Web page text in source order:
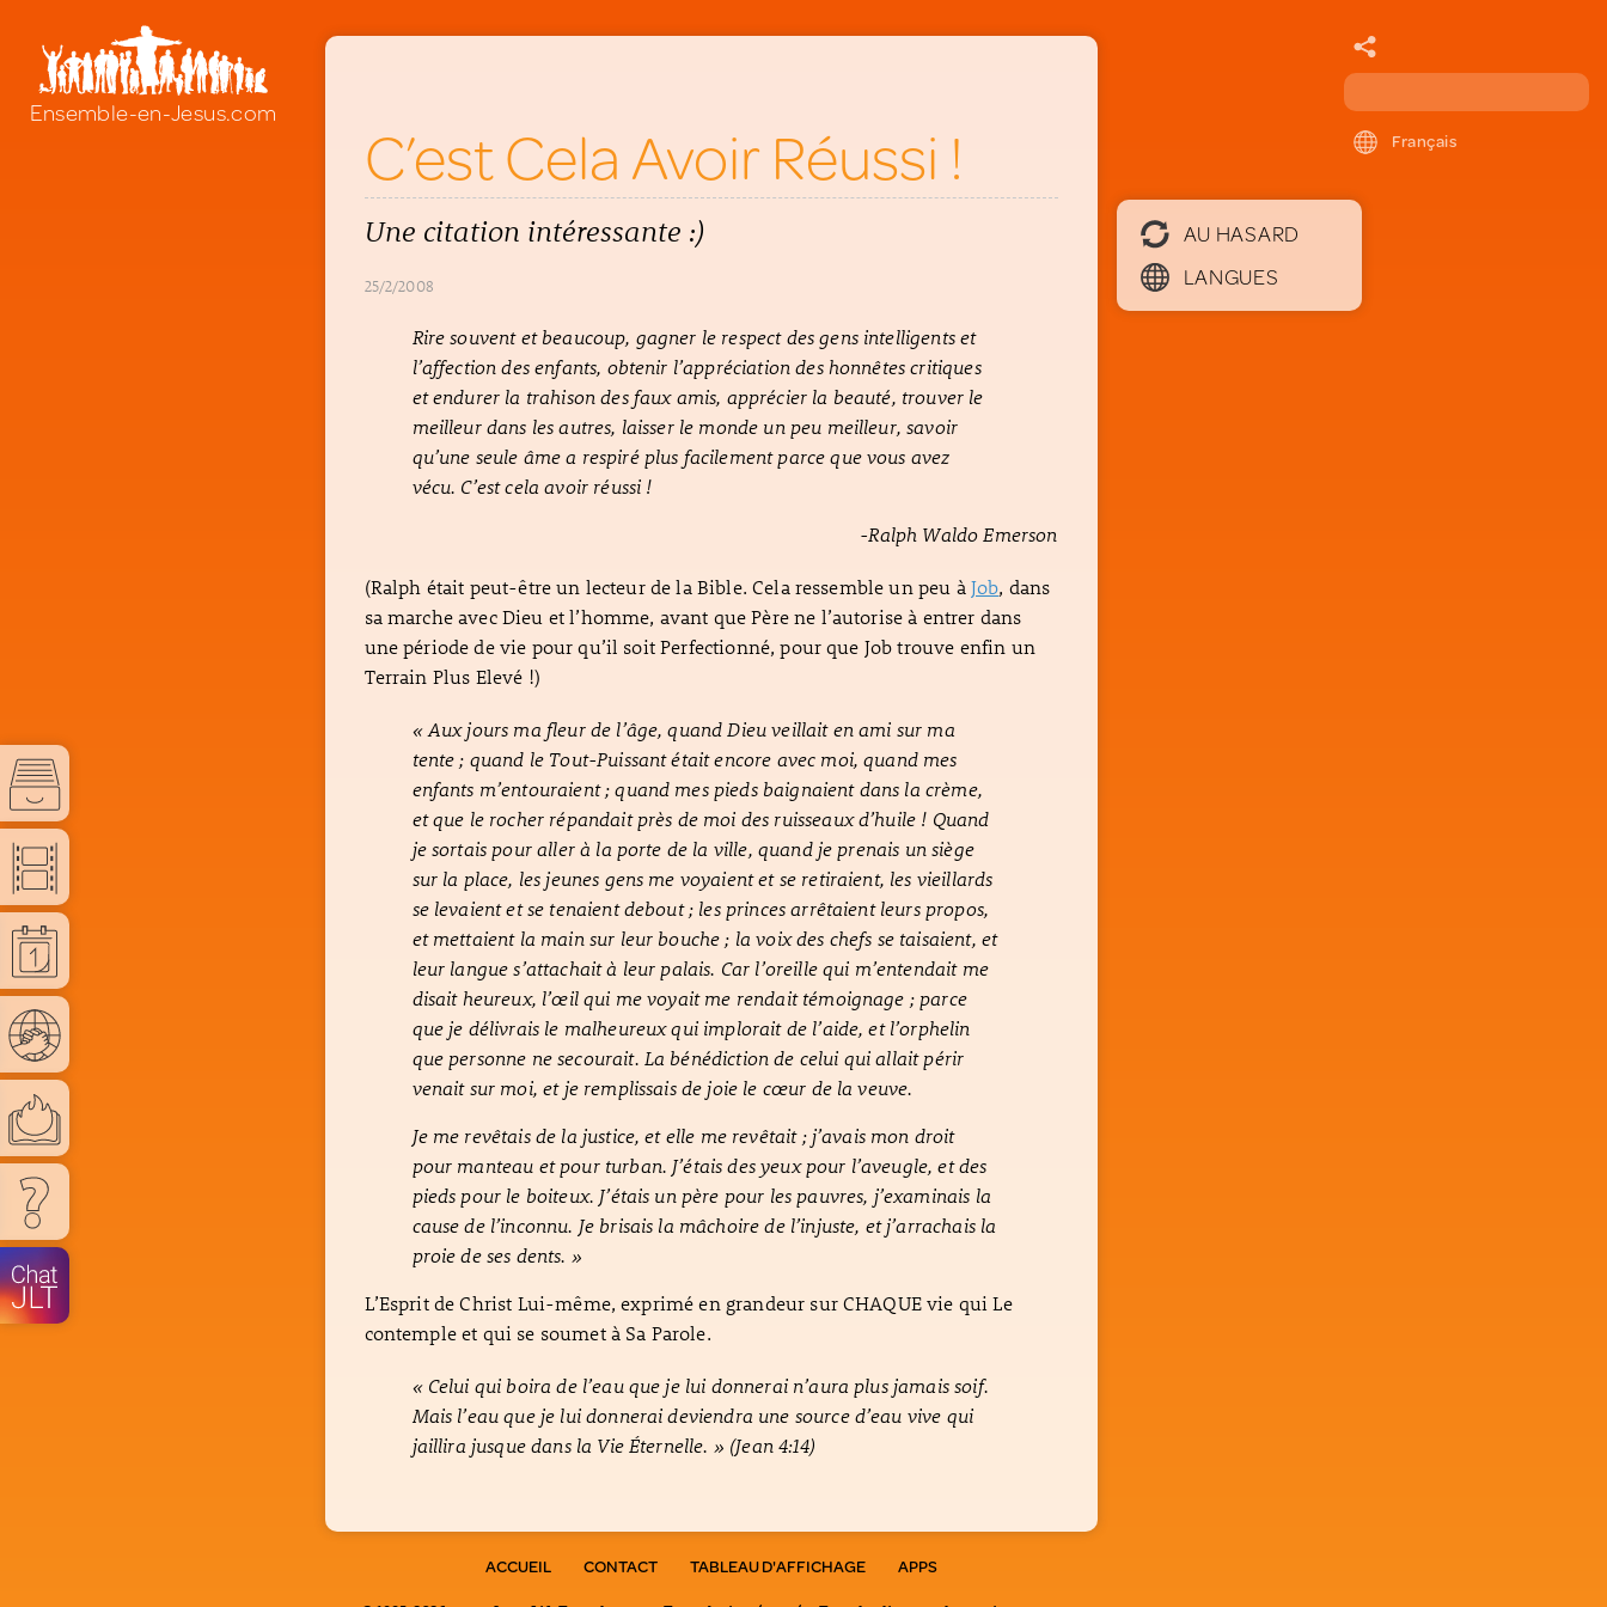
Français
C’est Cela Avoir Réussi !
Une citation intéressante :)
25/2/2008
Rire souvent et beaucoup, gagner le respect des gens intelligents et
l’affection des enfants, obtenir l’appréciation des honnêtes critiques
et endurer la trahison des faux amis, apprécier la beauté, trouver le
meilleur dans les autres, laisser le monde un peu meilleur, savoir
qu’une seule âme a respiré plus facilement parce que vous avez
vécu. C’est cela avoir réussi !
-Ralph Waldo Emerson
(Ralph était peut-être un lecteur de la Bible. Cela ressemble un peu à Job, dans
sa marche avec Dieu et l’homme, avant que Père ne l’autorise à entrer dans
une période de vie pour qu’il soit Perfectionné, pour que Job trouve enfin un
Terrain Plus Elevé !)
« Aux jours ma fleur de l’âge, quand Dieu veillait en ami sur ma
tente ; quand le Tout-Puissant était encore avec moi, quand mes
enfants m’entouraient ; quand mes pieds baignaient dans la crème,
et que le rocher répandait près de moi des ruisseaux d’huile ! Quand
je sortais pour aller à la porte de la ville, quand je prenais un siège
sur la place, les jeunes gens me voyaient et se retiraient, les vieillards
se levaient et se tenaient debout ; les princes arrêtaient leurs propos,
et mettaient la main sur leur bouche ; la voix des chefs se taisaient, et
leur langue s’attachait à leur palais. Car l’oreille qui m’entendait me
disait heureux, l’œil qui me voyait me rendait témoignage ; parce
que je délivrais le malheureux qui implorait de l’aide, et l’orphelin
que personne ne secourait. La bénédiction de celui qui allait périr
venait sur moi, et je remplissais de joie le cœur de la veuve.
Je me revêtais de la justice, et elle me revêtait ; j’avais mon droit
pour manteau et pour turban. J’étais des yeux pour l’aveugle, et des
pieds pour le boiteux. J’étais un père pour les pauvres, j’examinais la
cause de l’inconnu. Je brisais la mâchoire de l’injuste, et j’arrachais la
proie de ses dents. »
L’Esprit de Christ Lui-même, exprimé en grandeur sur CHAQUE vie qui Le
contemple et qui se soumet à Sa Parole.
« Celui qui boira de l’eau que je lui donnerai n’aura plus jamais soif.
Mais l’eau que je lui donnerai deviendra une source d’eau vive qui
jaillira jusque dans la Vie Éternelle. » (Jean 4:14)
AU HASARD
LANGUES
ACCUEIL CONTACT TABLEAU D'AFFICHAGE APPS
Ensemble-en-Jesus.com